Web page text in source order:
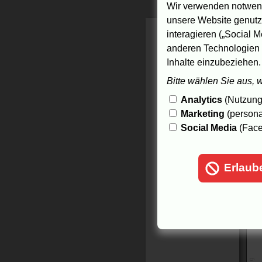
Wir verwenden
unsere Website
interagieren („Social
anderen
Inhalte
Bitte wählen Sie aus,
Analytics
Marketing
Social Media